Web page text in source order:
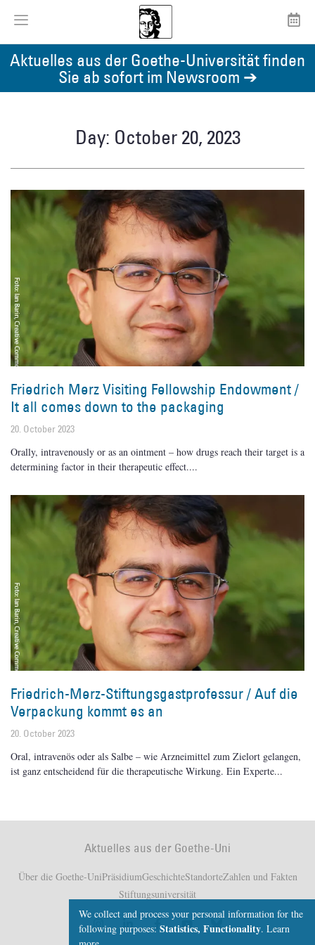
Aktuelles aus der Goethe-Universität finden
Sie ab sofort im Newsroom ➔
Day: October 20, 2023
Friedrich Merz Visiting Fellowship Endowment /
It all comes down to the packaging
20. October 2023
Orally, intravenously or as an ointment – how drugs reach their target is a
determining factor in their therapeutic effect.
Friedrich-Merz-Stiftungsgastprofessur / Auf die
Verpackung kommt es an
20. October 2023
Oral, intravenös oder als Salbe – wie Arzneimittel zum Zielort gelangen,
ist ganz entscheidend für die therapeutische Wirkung. Ein Experte
Aktuelles aus der Goethe-Uni
Über die Goethe-UniPräsidiumGeschichteStandorteZahlen und Fakten
Stiftungsuniversität
We collect and process your personal information for the
following purposes: Statistics, Functionality. Learn